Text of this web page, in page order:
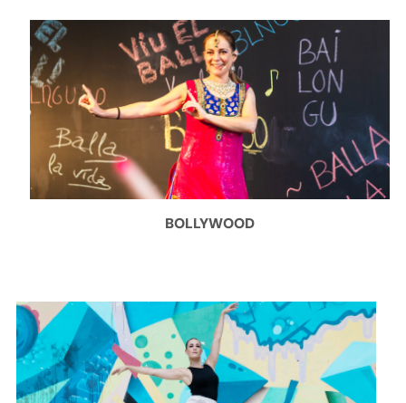
BOLLYWOOD